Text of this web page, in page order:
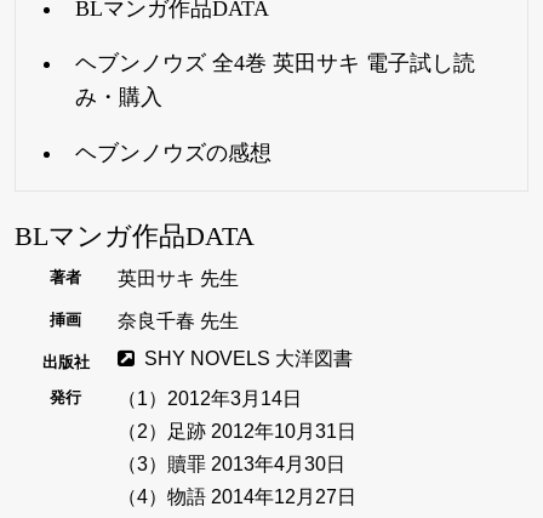
BLマンガ作品DATA
ヘブンノウズ 全4巻 英田サキ 電子試し読
み・購入
ヘブンノウズの感想
BLマンガ作品DATA
著者 英田サキ 先生
挿画 奈良千春 先生
出版社 SHY NOVELS 大洋図書
発行
（1）2012年3月14日
（2）足跡 2012年10月31日
（3）贖罪 2013年4月30日
（4）物語 2014年12月27日